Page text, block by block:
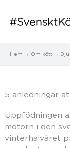
Hem Om kött
5 anledningar
Uppfödningen
motorn i den
vinterhalvåret